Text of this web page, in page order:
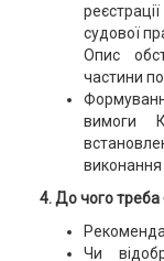
судової
Опис
частини
вимоги
виконання
4. До чого
Чи